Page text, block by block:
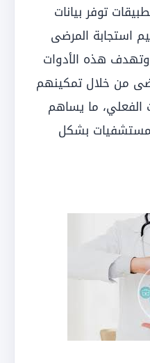
توفر بيانات
استجابة المرضى
وتهدف هذه الأدوات
من خلال تمكينهم
ما يساهم
بشكل